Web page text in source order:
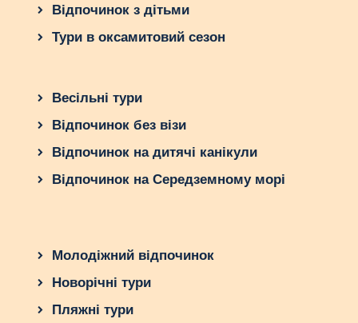
Відпочинок з дітьми
Тури в оксамитовий сезон
Весільні тури
Відпочинок без візи
Відпочинок на дитячі канікули
Відпочинок на Середземному морі
Молодіжний відпочинок
Новорічні тури
Пляжні тури